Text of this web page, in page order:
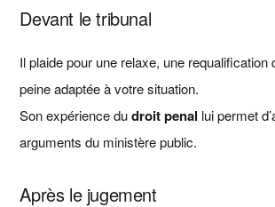
Devant le tribunal
Il plaide pour une relaxe, une requalification
peine adaptée à votre situation.
Son expérience dudroit penal lui permet
arguments du ministère public.
Après le jugement